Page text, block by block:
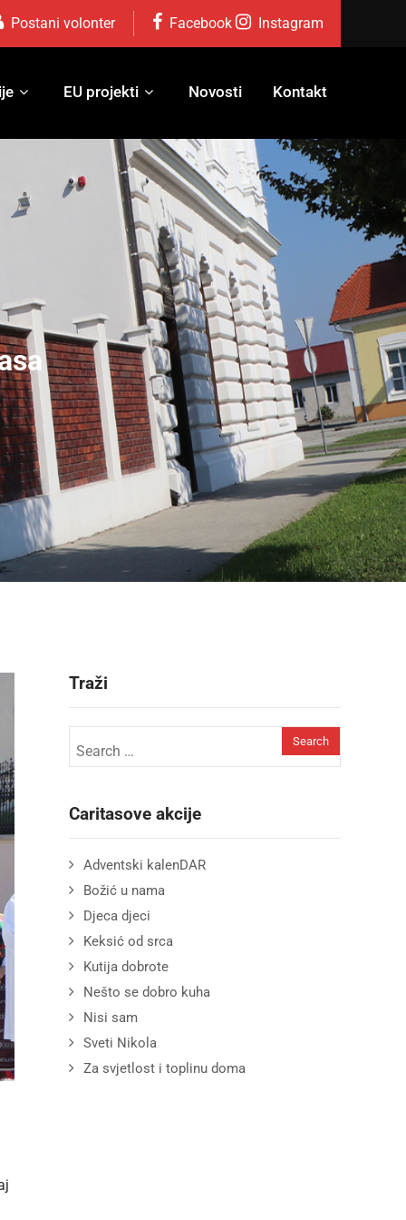
Postani volonter Facebook Instagram
EU projekti Novosti Kontakt
Traži
Caritasove akcije
Adventski kalenDAR
Božić u nama
Djeca djeci
Keksić od srca
Kutija dobrote
Nešto se dobro kuha
Nisi sam
Sveti Nikola
Za svjetlost i toplinu doma